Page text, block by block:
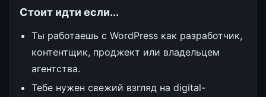
Стоит идти если...
Ты работаешь с WordPress как разработчик,
контентщик, проджект или владельцем
агентства.
Тебе нужен свежий взгляд на digital-